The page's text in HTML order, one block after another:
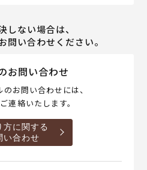
しない場合は、
問い合わせください。
お問い合わせ
お問い合わせには、
連絡いたします。
方に関する
い合わせ